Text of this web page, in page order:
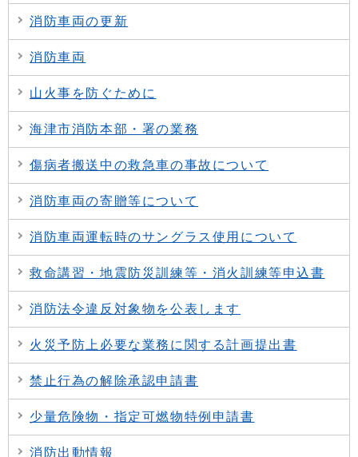
消防車両の更新
消防車両
山火事を防ぐために
海津市消防本部・署の業務
傷病者搬送中の救急車の事故について
消防車両の寄贈等について
消防車両運転時のサングラス使用について
救命講習・地震防災訓練等・消火訓練等申込書
消防法令違反対象物を公表します
火災予防上必要な業務に関する計画提出書
禁止行為の解除承認申請書
少量危険物・指定可燃物特例申請書
消防出動情報